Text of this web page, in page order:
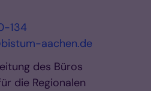
134
aachen.de
des Büros
die Regionalen